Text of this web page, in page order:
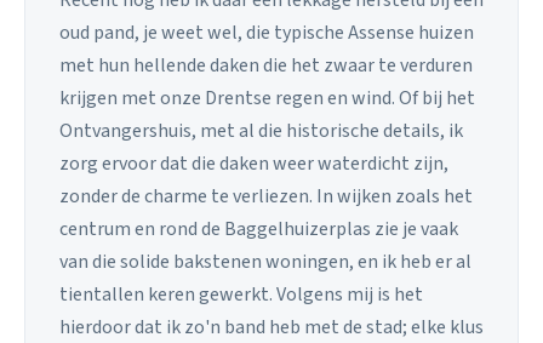
oud pand, je weet wel, die typische Assense huizen
met hun hellende daken die het zwaar te verduren
krijgen met onze Drentse regen en wind. Of bij het
Ontvangershuis, met al die historische details, ik
zorg ervoor dat die daken weer waterdicht zijn,
zonder de charme te verliezen. In wijken zoals het
centrum en rond de Baggelhuizerplas zie je vaak
van die solide bakstenen woningen, en ik heb er al
tientallen keren gewerkt. Volgens mij is het
hierdoor dat ik zo'n band heb met de stad; elke klus